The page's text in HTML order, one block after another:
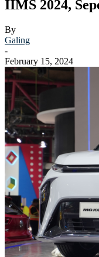
IIMS 2024,
By
Galing
-
February 15, 2024